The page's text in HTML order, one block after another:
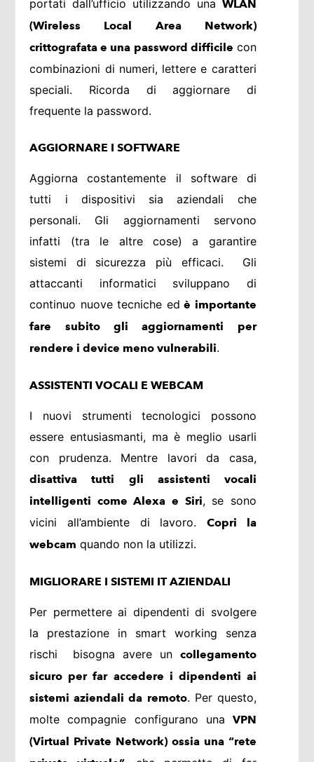
portati dall’ufficio utilizzando una WLAN
(Wireless Local Area Network)
crittografata e una password difficile con
combinazioni di numeri, lettere e caratteri
speciali. Ricorda di aggiornare di
frequente la password.
AGGIORNARE I SOFTWARE
Aggiorna costantemente il software di
tutti i dispositivi sia aziendali che
personali. Gli aggiornamenti servono
infatti (tra le altre cose) a garantire
sistemi di sicurezza più efficaci. Gli
attaccanti informatici sviluppano di
continuo nuove tecniche ed è importante
fare subito gli aggiornamenti per
rendere i device meno vulnerabili.
ASSISTENTI VOCALI E WEBCAM
I nuovi strumenti tecnologici possono
essere entusiasmanti, ma è meglio usarli
con prudenza. Mentre lavori da casa,
disattiva tutti gli assistenti vocali
intelligenti come Alexa e Siri, se sono
vicini all’ambiente di lavoro. Copri la
webcam quando non la utilizzi.
MIGLIORARE I SISTEMI IT AZIENDALI
Per permettere ai dipendenti di svolgere
la prestazione in smart working senza
rischi bisogna avere un collegamento
sicuro per far accedere i dipendenti ai
sistemi aziendali da remoto. Per questo,
molte compagnie configurano una VPN
(Virtual Private Network) ossia una “rete